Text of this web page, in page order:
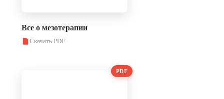
Все о мезотерапии
Скачать PDF
PDF